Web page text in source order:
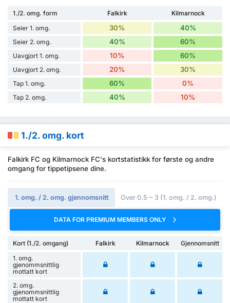
1./2. omg. form Falkirk
Kilmarnock
Seier 1. omg.
30% 40%
Seier 2. omg. 40% 60%
Uavgjort 1. omg. 10% 60%
Uavgjort 2. omg. 20% 30%
Tap 1. omg. 60% 0%
Tap 2. omg. 40% 10%
1./2. omg. kort
Falkirk FC og Kilmarnock FC's kortstatistikk for første og andre
omgang for tippetipsene dine.
1. omg. / 2. omg. gjennomsnitt Over 0.5 ~ 3 (1. omg. / 2. omg.)
DATA FOR PREMIUM MEMBERS ONLY
Kort (1./2. omgang) Falkirk Kilmarnock
Gjennomsnitt
1. omg.
gjenommsnittlig
mottatt kort
2. omg.
gjenommsnittlig
mottatt kort